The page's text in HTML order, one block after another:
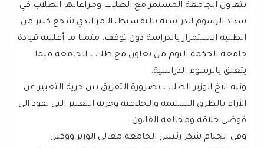
بتعاون الجامعة المستمر مع الطلاب ومراعاتها الطلاب في
سداد الرسوم الدراسية بالتقسيط، الامر الذي شجع كثير من
الطلبة الاستمرار بالدراسة دون توقف، مثمنا ما أعلنته قيادة
جامعة الحكمة اليوم من تعاون مع طلاب الجامعة فيما
يتعلق بالرسوم الدراسية.
ونبه الاخ الوزير الطلاب بضرورة التفريق بين حرية التعبير عن
الأراء بالطرق السليمه والاخلاقية وحرية التعبير التي تقود الى
فوضى خلاقة ومخالفة القانون.
وفي الختام شكر رئيس الجامعة معالي الوزير ووكيل